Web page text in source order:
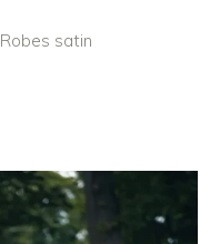
Robes satin